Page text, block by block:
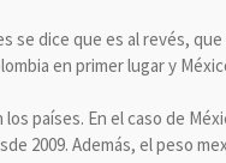
se dice que es al revés,
en primer lugar y
países. En el caso de
2009. Además, el peso